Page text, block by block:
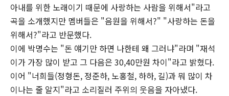
아내를 위한 노래이기 때문에 사랑하는 사람을 위해서"라고
곡을 소개했지만 멤버들은 "음원을 위해서?" "사랑하는 돈을
위해서?"라고 반문했다.
이에 박명수는 "돈 얘기만 하면 나한테 왜 그러냐"라며 "재석
이가 가장 많이 받고 그 다음은 30,40만원 차이"라고 밝혔다.
이어 "너희들(정형돈, 정준하, 노홍철, 하하, 길)과 뭐 많이 차
이나는 줄 알지"라고 소리질러 주위의 웃음을 자아냈다.